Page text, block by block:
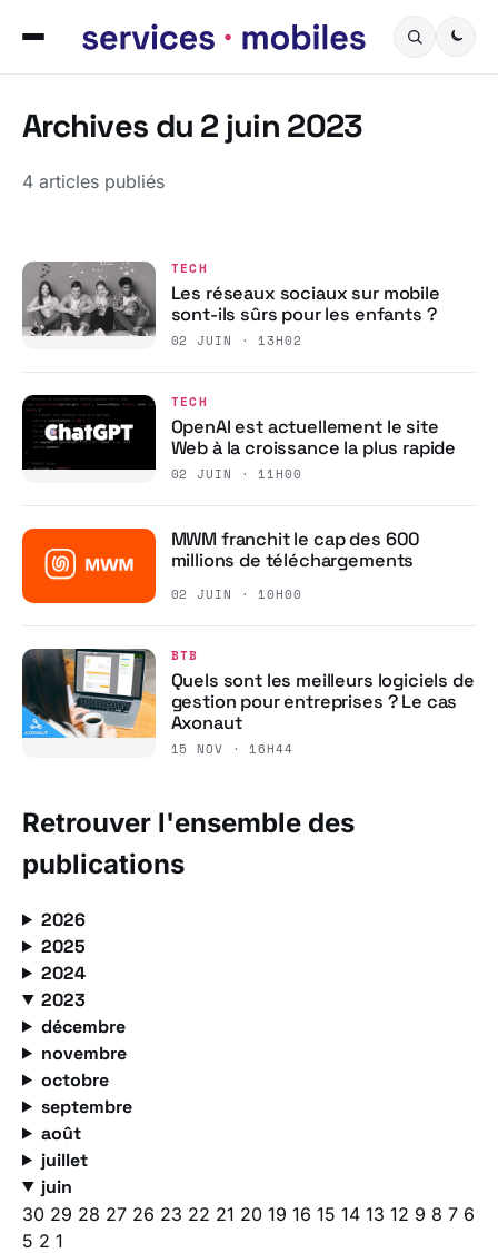
Archives du 2 juin 2023
4 articles publiés
TECH
Les réseaux sociaux sur mobile
sont-ils sûrs pour les enfants ?
02 JUIN · 13H02
TECH
OpenAI est actuellement le site
Web à la croissance la plus rapide
02 JUIN · 11H00
MWM franchit le cap des 600
millions de téléchargements
02 JUIN · 10H00
BTB
Quels sont les meilleurs logiciels de
gestion pour entreprises ? Le cas
Axonaut
15 NOV · 16H44
Retrouver l'ensemble des
publications
2026
2025
2024
2023
décembre
novembre
octobre
septembre
août
juillet
juin
30 29 28 27 26 23 22 21 20 19 16 15 14 13 12 9 8 7 6
5 2 1